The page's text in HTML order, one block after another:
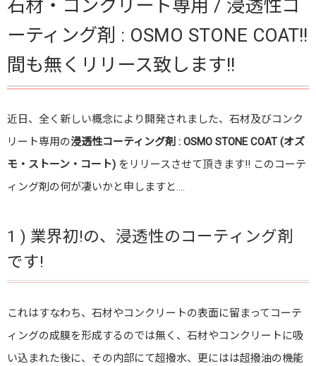
3 ) 更には防汚性に優れています!
4 ) 驚異的なロングライフ! 耐候性試験の結果
は、、、なんと8年!!
5 ) 対象施工基材や施工対象物
6 ) 施工方法
石材・コンクリート専用 / 浸透性コ
ーティング剤 : OSMO STONE COAT!!
間も無くリリース致します!!
近日、全く新しい概念により開発されました、石材及びコンク
リート専用の浸透性コーティング剤 : OSMO STONE COAT (オズ
モ・ストーン・コート) をリリースさせて頂きます!! このコーテ
ィング剤の何が凄いかと申しますと….
1 ) 業界初!の、浸透性のコーティング剤
です!
これはすなわち、石材やコンクリートの表面に留まってコーテ
ィングの成膜を形成するのでは無く、石材やコンクリートに吸
い込まれた後に、その内部にて超撥水、更にはは超撥油の機能